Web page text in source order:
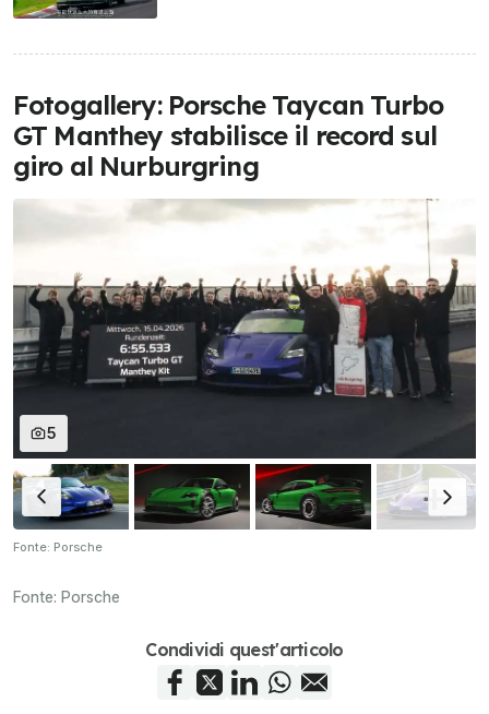
Fotogallery: Porsche Taycan Turbo
GT Manthey stabilisce il record sul
giro al Nurburgring
5
Fonte: Porsche
Fonte: Porsche
Condividi quest'articolo